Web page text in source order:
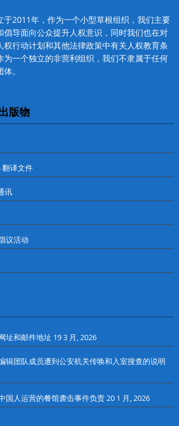
于2011年，作为一个小型草根组织，我们主要
倡导面向公众提升人权意识，同时我们也在对
权行动计划和其他法律政策中有关人权教育条
为一个独立的非营利组织，我们不隶属于任何
。
版物
译文件
讯
议活动
址和邮件地址 19 3 月, 2026
辑团队成员遭到公安机关传唤和入室搜查的说明
国人运营的餐馆袭击事件负责20 1 月, 2026